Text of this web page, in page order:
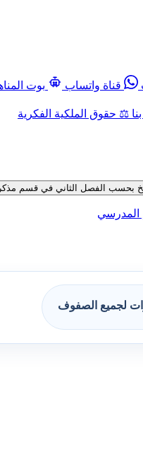
قناة واتساب
بوت
⚖️ حقوق الملكية الفكرية
الفصل الثاني في قسم مذكرات
المدرسي
لجميع الصفوف